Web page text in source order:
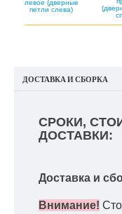
левое (дверные
петли слева)
ДОСТАВКА И СБОРКА
СРОКИ,
ДОСТАВКИ:
Доставка и
Внимание!